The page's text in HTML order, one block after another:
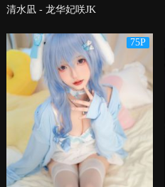
清水凪 - 龙华妃咲JK
75P